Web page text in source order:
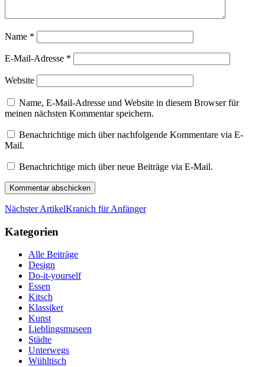
Name *
E-Mail-Adresse *
Website
Name, E-Mail-Adresse und Website in diesem Browser für
meinen nächsten Kommentar speichern.
Benachrichtige mich über nachfolgende Kommentare via E-
Mail.
Benachrichtige mich über neue Beiträge via E-Mail.
Nächster ArtikelKranich für Anfänger
Kategorien
Alle Beiträge
Design
Do-it-yourself
Essen
Kitsch
Klassiker
Kunst
Lieblingsmuseen
Städte
Unterwegs
Wühltisch